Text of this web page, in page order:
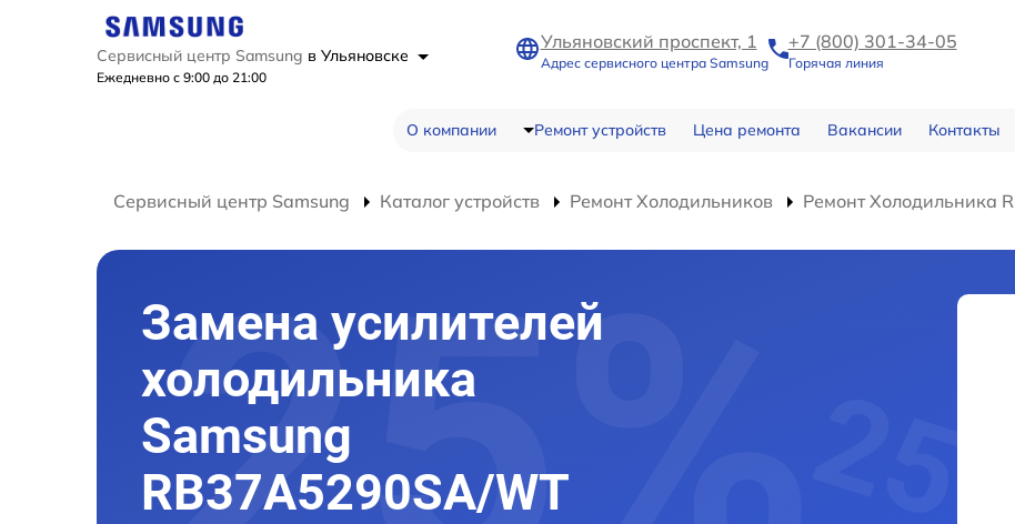
Сервисный центр Samsung в Ульяновске
Ежедневно с 9:00 до 21:00
Ульяновский проспект, 1
Адрес сервисного центра Samsung
+7 (800) 301-34-05
Горячая линия
О компании Ремонт устройств Цена ремонта Вакансии Контакты
Сервисный центр Samsung Каталог устройств Ремонт Холодильников Ремонт Холодильника
Замена усилителей
холодильника
Samsung
RB37A5290SA/WT